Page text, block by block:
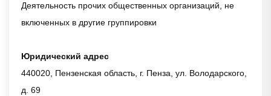
Деятельность прочих общественных организаций, не
включенных в другие группировки
Юридический адрес
440020, Пензенская область, г. Пенза, ул. Володарского,
д. 69